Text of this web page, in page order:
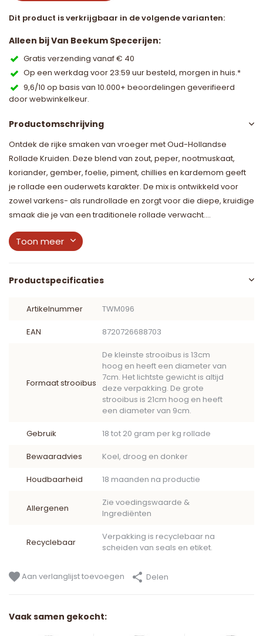
Dit product is verkrijgbaar in de volgende varianten:
Alleen bij Van Beekum Specerijen:
Gratis verzending vanaf € 40
Op een werkdag voor 23:59 uur besteld, morgen in huis.*
9,6/10 op basis van 10.000+ beoordelingen geverifieerd
door webwinkelkeur.
Productomschrijving
Ontdek de rijke smaken van vroeger met Oud-Hollandse
Rollade Kruiden. Deze blend van zout, peper, nootmuskaat,
koriander, gember, foelie, piment, chillies en kardemom geeft
je rollade een ouderwets karakter. De mix is ontwikkeld voor
zowel varkens- als rundrollade en zorgt voor die diepe, kruidige
smaak die je van een traditionele rollade verwacht....
Toon meer
Productspecificaties
Artikelnummer TWM096
EAN 8720726688703
Formaat strooibus
De kleinste strooibus is 13cm
hoog en heeft een diameter van
7cm. Het lichtste gewicht is altijd
deze verpakking. De grote
strooibus is 21cm hoog en heeft
een diameter van 9cm.
Gebruik 18 tot 20 gram per kg rollade
Bewaaradvies Koel, droog en donker
Houdbaarheid 18 maanden na productie
Allergenen
Zie voedingswaarde &
Ingrediënten
Recyclebaar
Verpakking is recyclebaar na
scheiden van seals en etiket.
Aan verlanglijst toevoegen Delen
Vaak samen gekocht: